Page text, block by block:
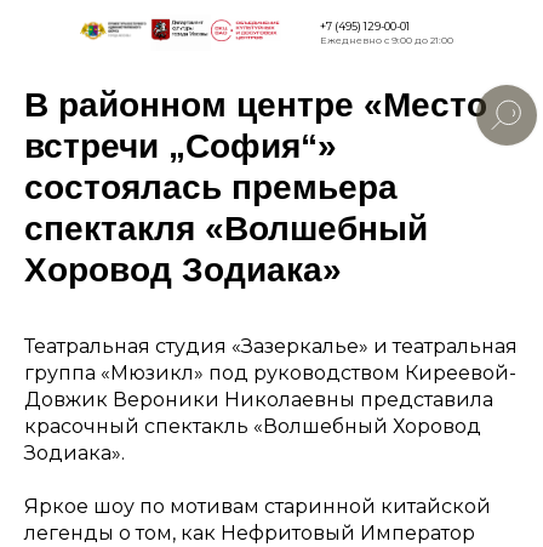
Версия
+7 (495) 129-00-01
Ежедневно с 9:00 до 21:00
В районном центре «Место
встречи „София“»
состоялась премьера
спектакля «Волшебный
Хоровод Зодиака»
Театральная студия «Зазеркалье» и театральная
группа «Мюзикл» под руководством Киреевой-
Довжик Вероники Николаевны представила
красочный спектакль «Волшебный Хоровод
Зодиака».
Яркое шоу по мотивам старинной китайской
легенды о том, как Нефритовый Император